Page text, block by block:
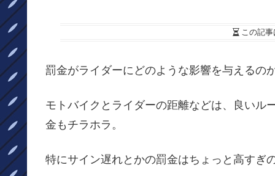
この記事
罰金がライダーにどのような影響を与えるの
モトバイクとライダーの距離などは、良いル
金もチラホラ。
特にサイン遅れとかの罰金はちょっと高すぎ